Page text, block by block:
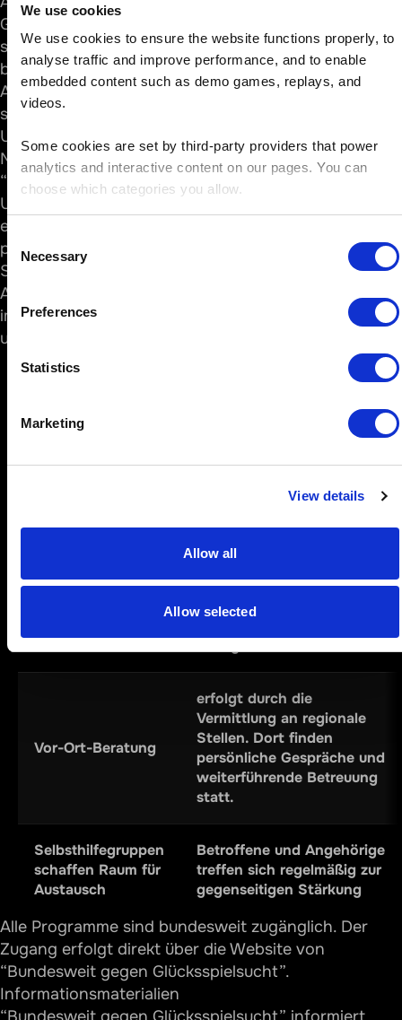
We use cookies
We use cookies to ensure the website functions properly, to
analyse traffic and improve performance, and to enable
embedded content such as demo games, replays, and
videos.
Some cookies are set by third-party providers that power
analytics and interactive content on our pages. You can
choose which categories you allow.
Selection
Necessary
Preferences
Statistics
Marketing
View details
Allow all
Allow selected
Glücksspielsucht” gezielte digitale Hilfe. Das
strukturierteOnline-Programm EfA unterstützt
beim Umgang mit den Belastungen. Es fördert den
Aufbau persönlicher Strategien im Alltag mit einem
spielabhängigen Familienmitglied.
Unterstützungsprogramme
Neben den digitalen Angeboten bietet
“Bundesweit gegen Glücksspielsucht” gezielte
Unterstützungsprogramme. Die Angebote
ermöglichen individuelle Begleitung und
psychosoziale Hilfe.
Sie richten sich an betroffene Personen und deren
Angehörige. Ziel ist konkrete Unterstützung
im Alltag. Die Unterstützungsprogramme
umfassen:
Online-Beratung
anonym. Ratsuchende
erhalten Hilfe per Mail,
ist über die kostenfreie
erreichbar. Fachkräfte
geben dort Auskunft und
Vor-Ort-Beratung
erfolgt durch die
Vermittlung an regionale
Stellen. Dort finden
persönliche Gespräche und
weiterführende Betreuung
statt.
Selbsthilfegruppen
schaffen Raum für
Austausch
Betroffene und Angehörige
treffen sich regelmäßig zur
gegenseitigen Stärkung
Alle Programme sind bundesweit zugänglich. Der
Zugang erfolgt direkt über die Website von
“Bundesweit gegen Glücksspielsucht”.
Informationsmaterialien